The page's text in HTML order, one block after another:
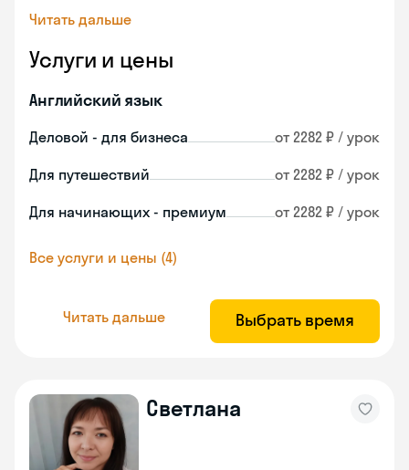
Читать дальше
Услуги и цены
Английский язык
Деловой - для бизнеса от 2282 ₽ / урок
Для путешествий от 2282 ₽ / урок
Для начинающих - премиум от 2282 ₽ / урок
Все услуги и цены (4)
Читать дальше Выбрать время
Светлана